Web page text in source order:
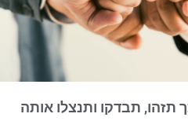
תזהו, תבדקו ותנצלו אותה